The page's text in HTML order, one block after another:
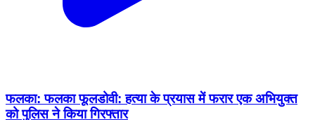
फलका: फलका फूलडोवी: हत्या के प्रयास में फरार एक अभियुक्त
को पुलिस ने किया गिरफ्तार